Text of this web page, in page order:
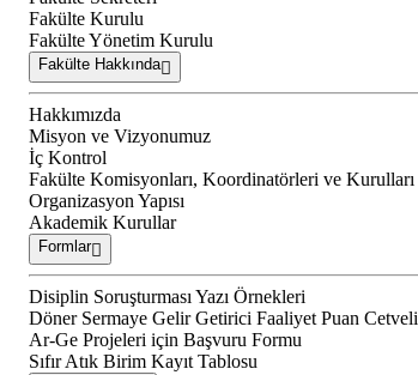
Fakülte Kurulu
Fakülte Yönetim Kurulu
Fakülte Hakkında
Hakkımızda
Misyon ve Vizyonumuz
İç Kontrol
Fakülte Komisyonları, Koordinatörleri ve Kurulları
Organizasyon Yapısı
Akademik Kurullar
Formlar
Disiplin Soruşturması Yazı Örnekleri
Döner Sermaye Gelir Getirici Faaliyet Puan Cetveli
Ar-Ge Projeleri için Başvuru Formu
Sıfır Atık Birim Kayıt Tablosu